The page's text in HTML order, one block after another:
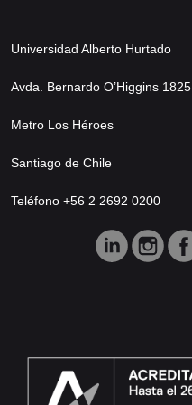
Universidad Alberto Hurtado
Avda. Bernardo O’Higgins 1825
Metro Los Héroes
Santiago de Chile
Teléfono +56 2 2692 0200